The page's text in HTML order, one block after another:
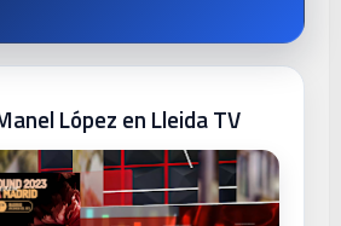
López en Lleida TV